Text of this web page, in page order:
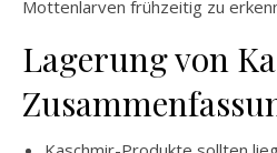
Mottenlarven frühzeitig zu
Lagerung von